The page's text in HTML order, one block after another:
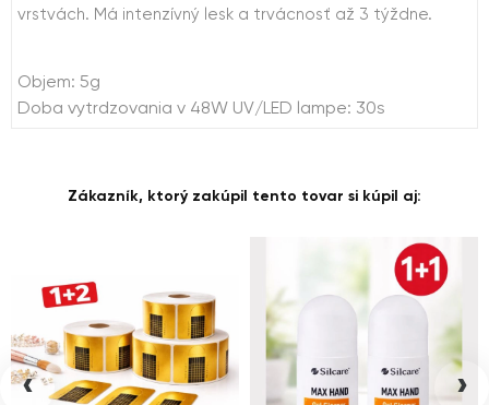
vrstvách. Má intenzívný lesk a trvácnosť až 3 týždne.
Objem: 5g
Doba vytrdzovania v 48W UV/LED lampe: 30s
Zákazník, ktorý zakúpil tento tovar si kúpil aj:
‹ ›